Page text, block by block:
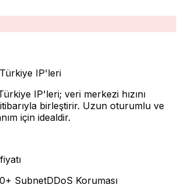
Türkiye IP'leri
IP'leri; veri merkezi hızını
birleştirir. Uzun oturumlu ve
için idealdir.
SubnetDDoS Koruması